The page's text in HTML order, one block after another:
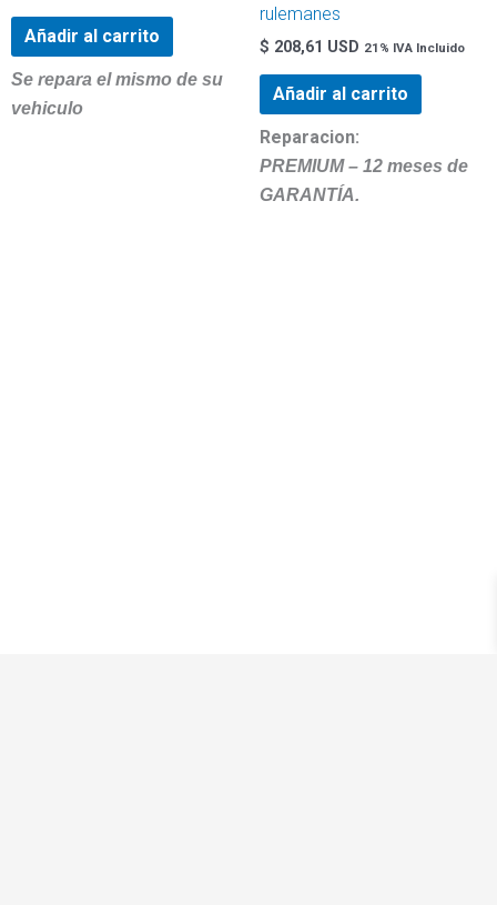
Añadir al carrito
Se repara el mismo de su
vehiculo
rulemanes
$ 208,61 USD 21% IVA Incluido
Añadir al carrito
Reparacion:
PREMIUM – 12 meses de
GARANTÍA.